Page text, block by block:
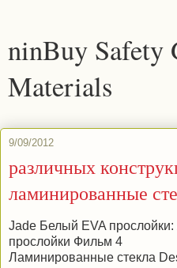
ninBuy Safety
Materials
9/09/2012
различных
ламинированные
Jade Белый EVA
прослойки Фильм 4
Ламинированные стекла